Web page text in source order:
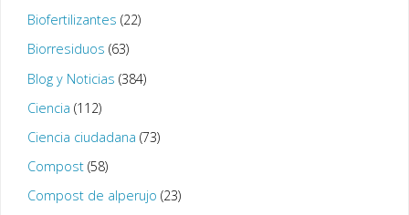
Biofertilizantes (22)
Biorresiduos (63)
Blog y Noticias (384)
Ciencia (112)
Ciencia ciudadana (73)
Compost(58)
Compost de alperujo (23)